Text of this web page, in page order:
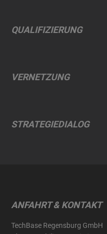
QUALIFIZIERUNG
VERNETZUNG
STRATEGIEDIALOG
ANFAHRT & KONTAKT
TechBase Regensburg GmbH